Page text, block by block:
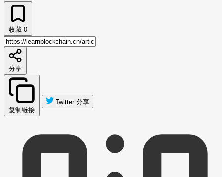
收藏 0
分享
复制链接
Twitter 分享